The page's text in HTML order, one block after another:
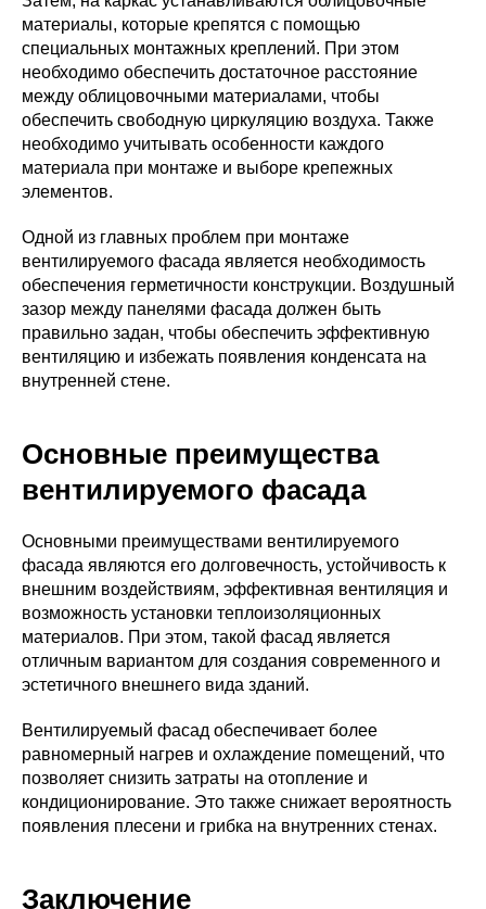
материалы, которые крепятся с помощью
специальных монтажных креплений. При этом
необходимо обеспечить достаточное расстояние
между облицовочными материалами, чтобы
обеспечить свободную циркуляцию воздуха. Также
необходимо учитывать особенности каждого
материала при монтаже и выборе крепежных
элементов.
Одной из главных проблем при монтаже
вентилируемого фасада является необходимость
обеспечения герметичности конструкции. Воздушный
зазор между панелями фасада должен быть
правильно задан, чтобы обеспечить эффективную
вентиляцию и избежать появления конденсата на
внутренней стене.
Основные преимущества
вентилируемого фасада
Основными преимуществами вентилируемого
фасада являются его долговечность, устойчивость к
внешним воздействиям, эффективная вентиляция и
возможность установки теплоизоляционных
материалов. При этом, такой фасад является
отличным вариантом для создания современного и
эстетичного внешнего вида зданий.
Вентилируемый фасад обеспечивает более
равномерный нагрев и охлаждение помещений, что
позволяет снизить затраты на отопление и
кондиционирование. Это также снижает вероятность
появления плесени и грибка на внутренних стенах.
Заключение